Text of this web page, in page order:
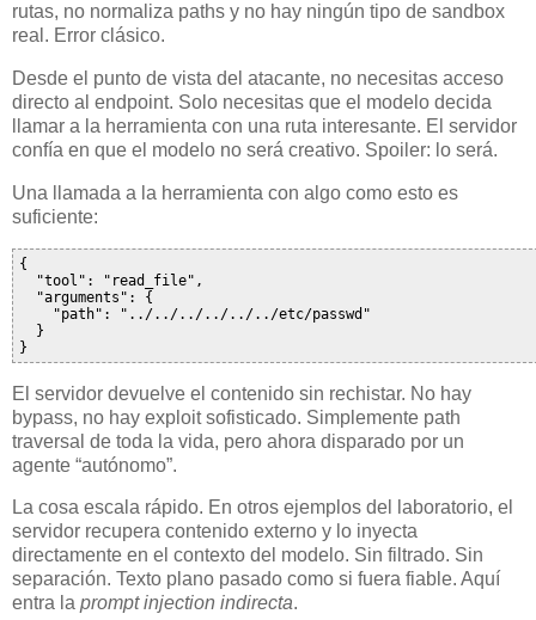
rutas, no normaliza paths y no hay ningún tipo de sandbox
real. Error clásico.
Desde el punto de vista del atacante, no necesitas acceso
directo al endpoint. Solo necesitas que el modelo decida
llamar a la herramienta con una ruta interesante. El servidor
confía en que el modelo no será creativo. Spoiler: lo será.
Una llamada a la herramienta con algo como esto es
suficiente:
{
  "tool": "read_file",
  "arguments": {
    "path": "../../../../../../etc/passwd"
  }
}
El servidor devuelve el contenido sin rechistar. No hay
bypass, no hay exploit sofisticado. Simplemente path
traversal de toda la vida, pero ahora disparado por un
agente “autónomo”.
La cosa escala rápido. En otros ejemplos del laboratorio, el
servidor recupera contenido externo y lo inyecta
directamente en el contexto del modelo. Sin filtrado. Sin
separación. Texto plano pasado como si fuera fiable. Aquí
entra la prompt injection indirecta.